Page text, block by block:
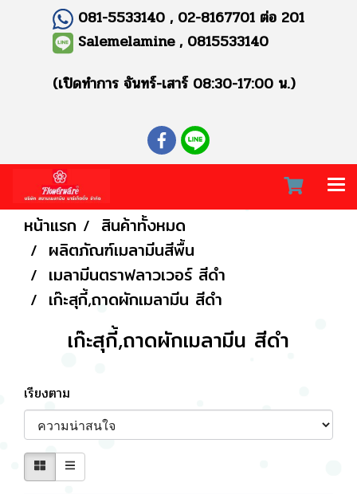
081-5533140 , 02-8167701 ต่อ 201
Salemelamine , 0815533140
(เปิดทำการ จันทร์-เสาร์ 08:30-17:00 น.)
หน้าแรก
สินค้าทั้งหมด
ผลิตภัณฑ์เมลามีนสีพื้น
เมลามีนตราฟลาวเวอร์ สีดำ
เก๊ะสุกี้,ถาดผักเมลามีน สีดำ
เก๊ะสุกี้,ถาดผักเมลามีน สีดำ
เรียงตาม